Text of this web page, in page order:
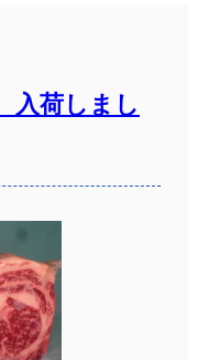
荷しまし